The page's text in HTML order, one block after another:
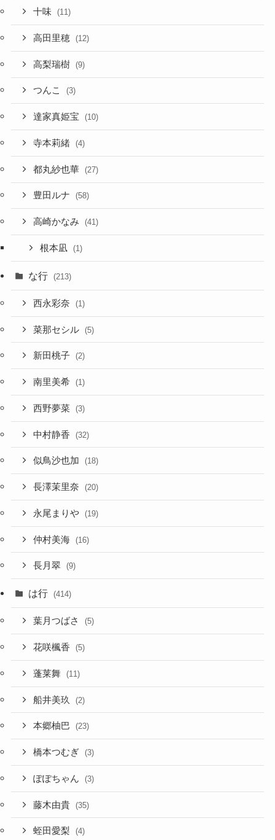
十味 (11)
高田里穂 (12)
高梨瑞樹 (9)
つんこ (3)
達家真姫宝 (10)
寺本莉緒 (4)
都丸紗也華 (27)
豊田ルナ (58)
高崎かなみ (41)
根本凪 (1)
な行 (213)
西永彩奈 (1)
菜那セシル (5)
新田桃子 (2)
南里美希 (1)
西野夢菜 (3)
中村静香 (32)
似鳥沙也加 (18)
長澤茉里奈 (20)
永尾まりや (19)
仲村美海 (16)
長月翠 (9)
は行 (414)
葉月つばさ (5)
花咲楓香 (5)
蓬莱舞 (11)
船井美玖 (2)
本郷柚巴 (23)
橋本つむぎ (3)
ぽぽちゃん (3)
藤木由貴 (35)
蛭田愛梨 (4)